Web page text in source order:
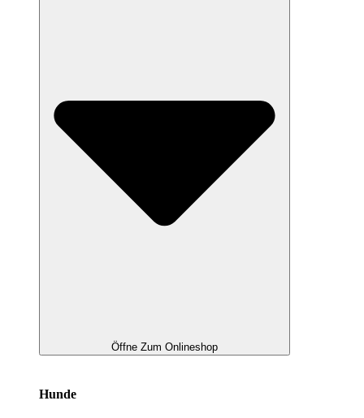
Öffne Zum Onlineshop
Hunde